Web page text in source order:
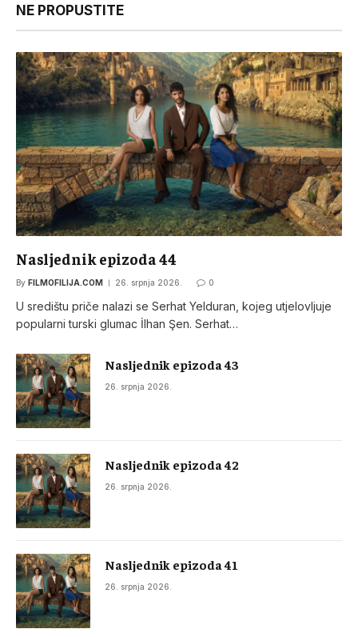
NE PROPUSTITE
Nasljednik epizoda 44
By FILMOFILIJA.COM 26. srpnja 2026. 0
U središtu priče nalazi se Serhat Yelduran, kojeg utjelovljuje
popularni turski glumac İlhan Şen. Serhat…
Nasljednik epizoda 43
26. srpnja 2026.
Nasljednik epizoda 42
26. srpnja 2026.
Nasljednik epizoda 41
26. srpnja 2026.